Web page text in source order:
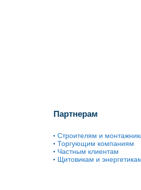
Партнерам
Строителям и
Торгующим компаниям
Частным клиентам
Щитовикам и